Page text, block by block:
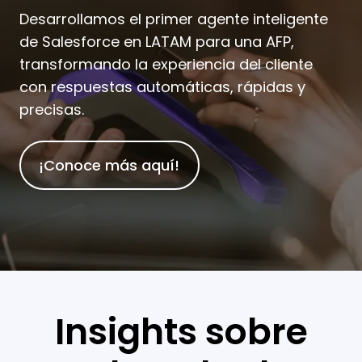
Desarrollamos el primer agente inteligente
de Salesforce en LATAM para una AFP,
transformando la experiencia del cliente
con respuestas automáticas, rápidas y
precisas.
¡Conoce más aquí!
Insights sobre